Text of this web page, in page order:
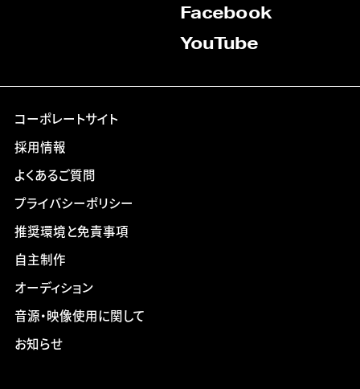
Facebook
YouTube
コーポレートサイト
採用情報
よくあるご質問
プライバシーポリシー
推奨環境と免責事項
自主制作
オーディション
音源・映像使用に関して
お知らせ